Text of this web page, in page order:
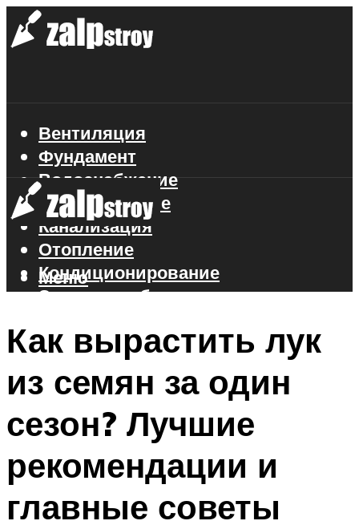
Вентиляция
Фундамент
Водоснабжение
Газоснабжение
Канализация
Отопление
Кондиционирование
Электроснабжение
Меню
Меню
Как вырастить лук
из семян за один
сезон? Лучшие
рекомендации и
главные советы